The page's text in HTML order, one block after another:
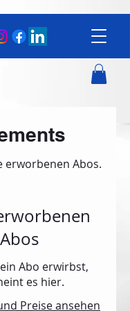
erworbenen Abos.
Abos
Abo erwirbst,
es hier.
Preise ansehen